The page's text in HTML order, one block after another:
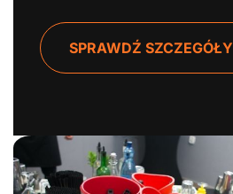
SPRAWDŹ SZCZEGÓŁY